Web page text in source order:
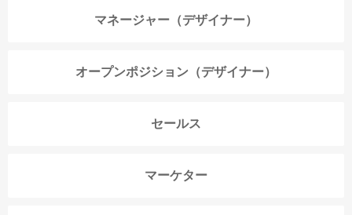
マネージャー（デザイナー）
オープンポジション（デザイナー）
セールス
マーケター